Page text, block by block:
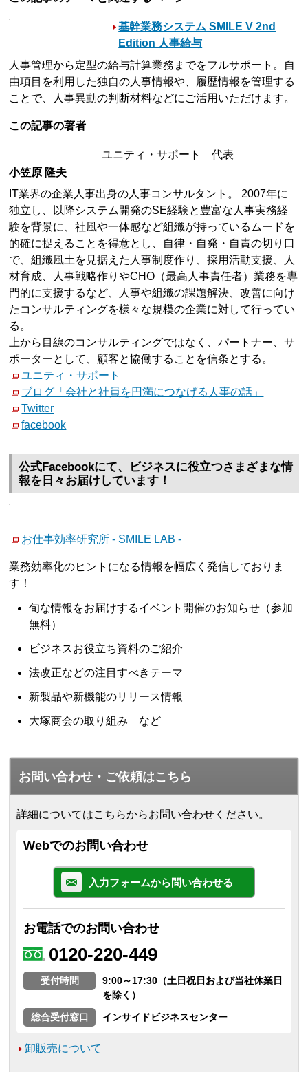
基幹業務システム SMILE V 2nd
Edition 人事給与
人事管理から定型の給与計算業務までをフルサポート。自
由項目を利用した独自の人事情報や、履歴情報を管理する
ことで、人事異動の判断材料などにご活用いただけます。
この記事の著者
ユニティ・サポート 代表
小笠原 隆夫
IT業界の企業人事出身の人事コンサルタント。 2007年に
独立し、以降システム開発のSE経験と豊富な人事実務経
験を背景に、社風や一体感など組織が持っているムードを
的確に捉えることを得意とし、自律・自発・自責の切り口
で、組織風土を見据えた人事制度作り、採用活動支援、人
材育成、人事戦略作りやCHO（最高人事責任者）業務を専
門的に支援するなど、人事や組織の課題解決、改善に向け
たコンサルティングを様々な規模の企業に対して行ってい
る。
上から目線のコンサルティングではなく、パートナー、サ
ポーターとして、顧客と協働することを信条とする。
ユニティ・サポート
ブログ「会社と社員を円満につなげる人事の話」
Twitter
facebook
公式Facebookにて、ビジネスに役立つさまざまな情
報を日々お届けしています！
お仕事効率研究所 - SMILE LAB -
業務効率化のヒントになる情報を幅広く発信しておりま
す！
旬な情報をお届けするイベント開催のお知らせ（参加
無料）
ビジネスお役立ち資料のご紹介
法改正などの注目すべきテーマ
新製品や新機能のリリース情報
大塚商会の取り組み など
お問い合わせ・ご依頼はこちら
詳細についてはこちらからお問い合わせください。
Webでのお問い合わせ
入力フォームから問い合わせる
お電話でのお問い合わせ
0120-220-449
受付時間
9:00～17:30（土日祝日および当社休業日
を除く）
総合受付窓口
インサイドビジネスセンター
卸販売について